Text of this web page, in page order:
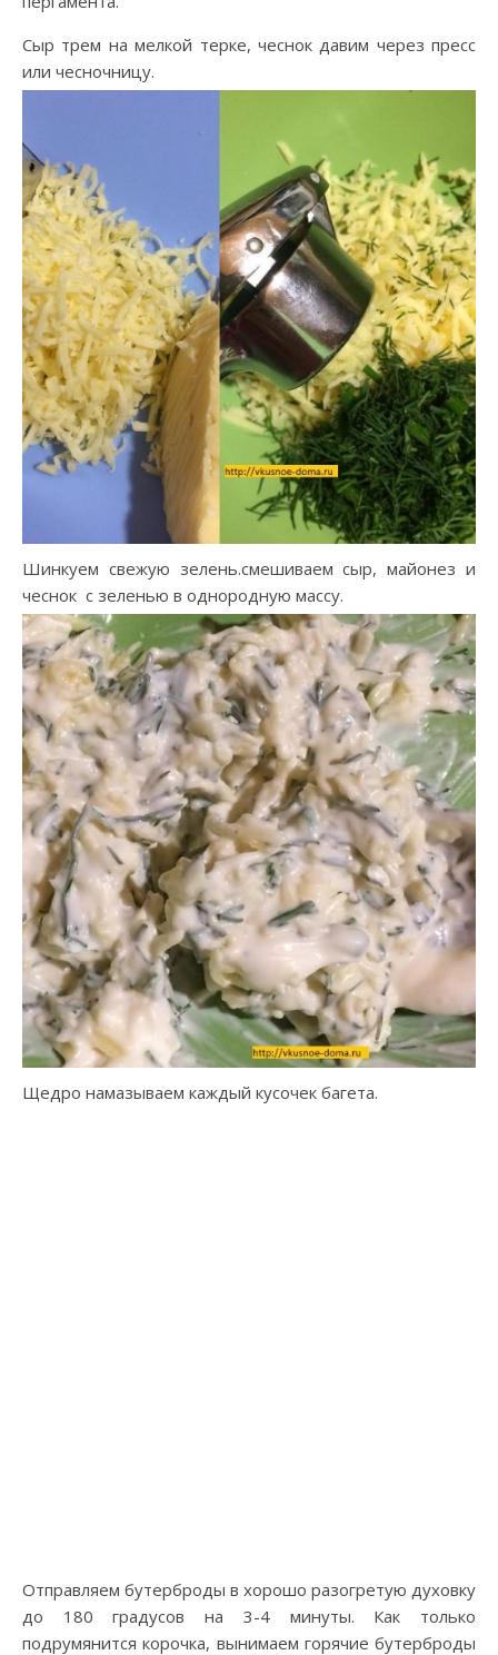
Сыр трем на мелкой терке, чеснок давим через пресс
или чесночницу.
Шинкуем свежую зелень.смешиваем сыр, майонез и
чеснок с зеленью в однородную массу.
Щедро намазываем каждый кусочек багета.
Отправляем бутерброды в хорошо разогретую духовку
до 180 градусов на 3-4 минуты. Как только
подрумянится корочка, вынимаем горячие бутерброды